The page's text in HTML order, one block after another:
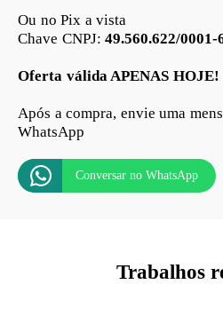
Ou no Pix a vista
Chave CNPJ: 49.560.622/0001-
Oferta válida APENAS HOJE!
Após a compra, envie uma
WhatsApp
Conversar no WhatsApp
Trabalhos